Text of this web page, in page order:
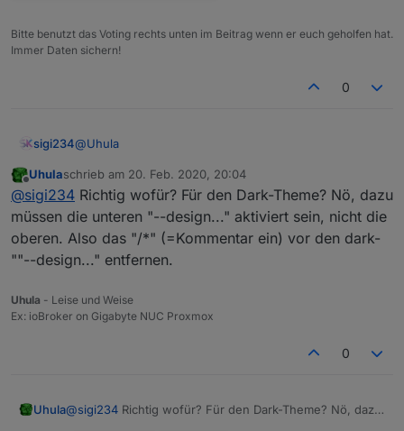
"text" auf "date" zur Laufzeit zu wechseln.
mdui-input-time: kann zusätzlich zu einem mdui-
"text" auf "time" zur Laufzeit zu wechseln.
"text" auf "color" zur Laufzeit zu wechseln.
einem mdui-input gesetzt werden um, wenn das
Eingabefeld leer ist, den Platzhalter-Text "XXXXX"
anzuzeigen.
mdui-flex: So geändert, dass es im Bereich der
tnav/bnav nun ein horizontales Scrollen erlaubt
Bitte benutzt das Voting rechts unten im Beitrag wenn er euch geholfen hat.
Immer Daten sichern!
0
sigi234@Uhula
So Richtig?
Offline
Uhulaschrieb am 20. Feb. 2020, 20:04
zuletzt editiert von
@sigi234 Richtig wofür? Für den Dark-Theme? Nö, dazu
müssen die unteren "--design..." aktiviert sein, nicht die
oberen. Also das "/*" (=Kommentar ein) vor den dark-
""--design..." entfernen.
Uhula - Leise und Weise
Ex: ioBroker on Gigabyte NUC Proxmox
0
Uhula@sigi234 Richtig wofür? Für den Dark-Theme? Nö, dazu